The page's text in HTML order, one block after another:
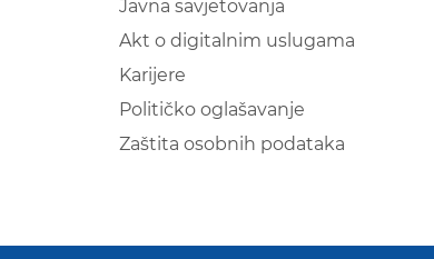
Javna savjetovanja
Akt o digitalnim uslugama
Karijere
Političko oglašavanje
Zaštita osobnih podataka